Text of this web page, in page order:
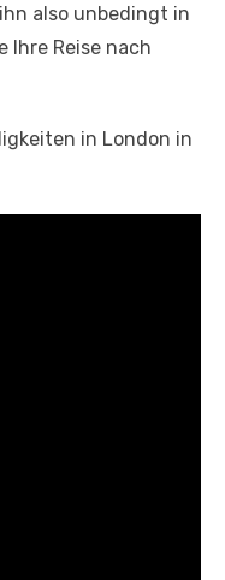
also unbedingt in
Ihre Reise nach
in London in